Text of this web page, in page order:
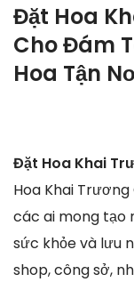
Đặt Hoa
Cho Đám
Hoa Tận
Đặt Hoa Khai
Hoa Khai
các ai mong tạo
sức khỏe và lưu
shop, công sở,